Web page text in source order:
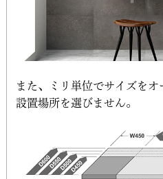
また、ミリ単位でサイズを
設置場所を選びません。